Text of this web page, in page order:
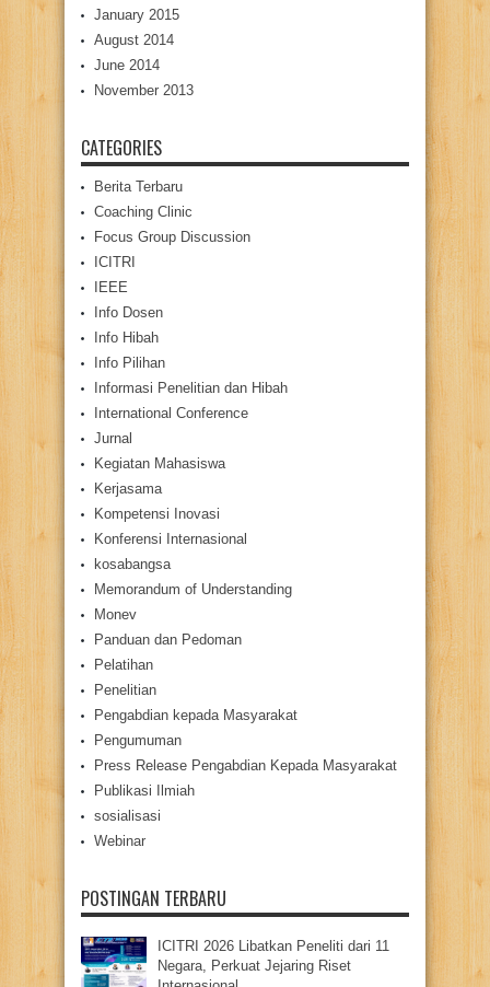
January 2015
August 2014
June 2014
November 2013
CATEGORIES
Berita Terbaru
Coaching Clinic
Focus Group Discussion
ICITRI
IEEE
Info Dosen
Info Hibah
Info Pilihan
Informasi Penelitian dan Hibah
International Conference
Jurnal
Kegiatan Mahasiswa
Kerjasama
Kompetensi Inovasi
Konferensi Internasional
kosabangsa
Memorandum of Understanding
Monev
Panduan dan Pedoman
Pelatihan
Penelitian
Pengabdian kepada Masyarakat
Pengumuman
Press Release Pengabdian Kepada Masyarakat
Publikasi Ilmiah
sosialisasi
Webinar
POSTINGAN TERBARU
ICITRI 2026 Libatkan Peneliti dari 11
Negara, Perkuat Jejaring Riset